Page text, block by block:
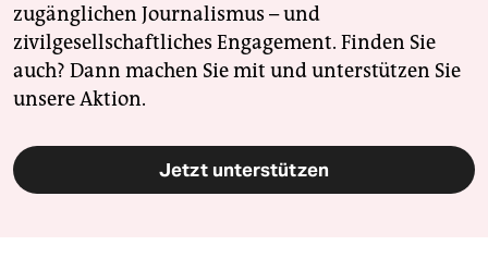
zugänglichen Journalismus – und
zivilgesellschaftliches Engagement. Finden Sie
auch? Dann machen Sie mit und unterstützen Sie
unsere Aktion.
Jetzt unterstützen